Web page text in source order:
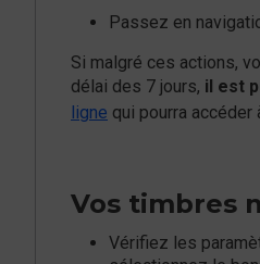
Passez en
Si malgré ces actions,
délai des 7 jours, il est
ligne qui pourra accéder
Vos timbres
Vérifiez les